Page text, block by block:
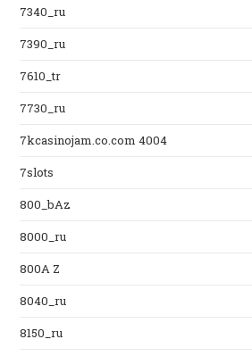
7340_ru
7390_ru
7610_tr
7730_ru
7kcasinojam.co.com 4004
7slots
800_bAz
8000_ru
800A Z
8040_ru
8150_ru